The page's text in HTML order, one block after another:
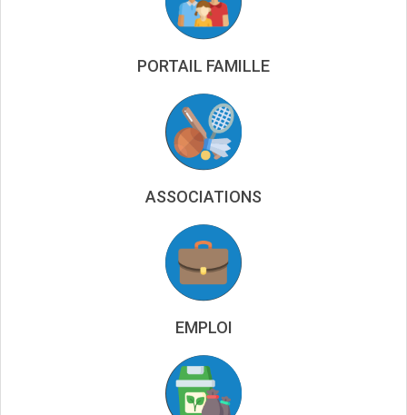
PORTAIL FAMILLE
ASSOCIATIONS
EMPLOI